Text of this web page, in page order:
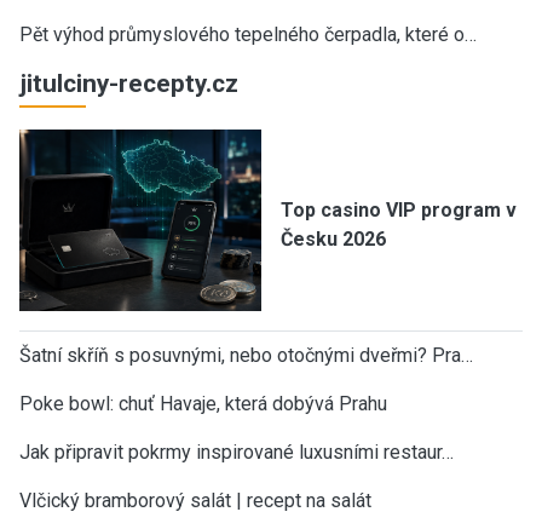
Pět výhod průmyslového tepelného čerpadla, které o…
jitulciny-recepty.cz
Top casino VIP program v
Česku 2026
Šatní skříň s posuvnými, nebo otočnými dveřmi? Pra…
Poke bowl: chuť Havaje, která dobývá Prahu
Jak připravit pokrmy inspirované luxusními restaur…
Vlčický bramborový salát | recept na salát